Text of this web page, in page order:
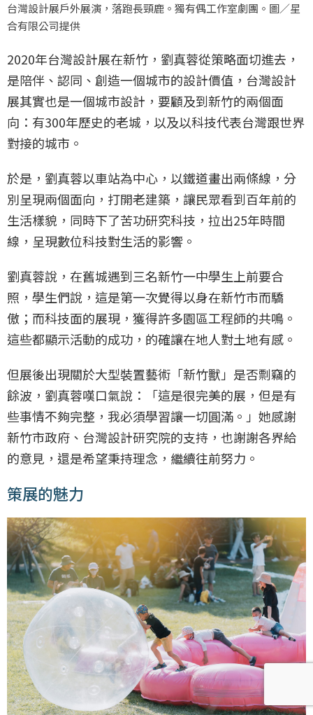
台灣設計展戶外展演，落跑長頸鹿。獨有偶工作室劇團。圖／星
合有限公司提供
2020年台灣設計展在新竹，劉真蓉從策略面切進去，
是陪伴、認同、創造一個城市的設計價值，台灣設計
展其實也是一個城市設計，要顧及到新竹的兩個面
向：有300年歷史的老城，以及以科技代表台灣跟世界
對接的城市。
於是，劉真蓉以車站為中心，以鐵道畫出兩條線，分
別呈現兩個面向，打開老建築，讓民眾看到百年前的
生活樣貌，同時下了苦功研究科技，拉出25年時間
線，呈現數位科技對生活的影響。
劉真蓉說，在舊城遇到三名新竹一中學生上前要合
照，學生們說，這是第一次覺得以身在新竹市而驕
傲；而科技面的展現，獲得許多園區工程師的共鳴。
這些都顯示活動的成功，的確讓在地人對土地有感。
但展後出現關於大型裝置藝術「新竹獸」是否剽竊的
餘波，劉真蓉嘆口氣說：「這是很完美的展，但是有
些事情不夠完整，我必須學習讓一切圓滿。」她感謝
新竹市政府、台灣設計研究院的支持，也謝謝各界給
的意見，還是希望秉持理念，繼續往前努力。
策展的魅力